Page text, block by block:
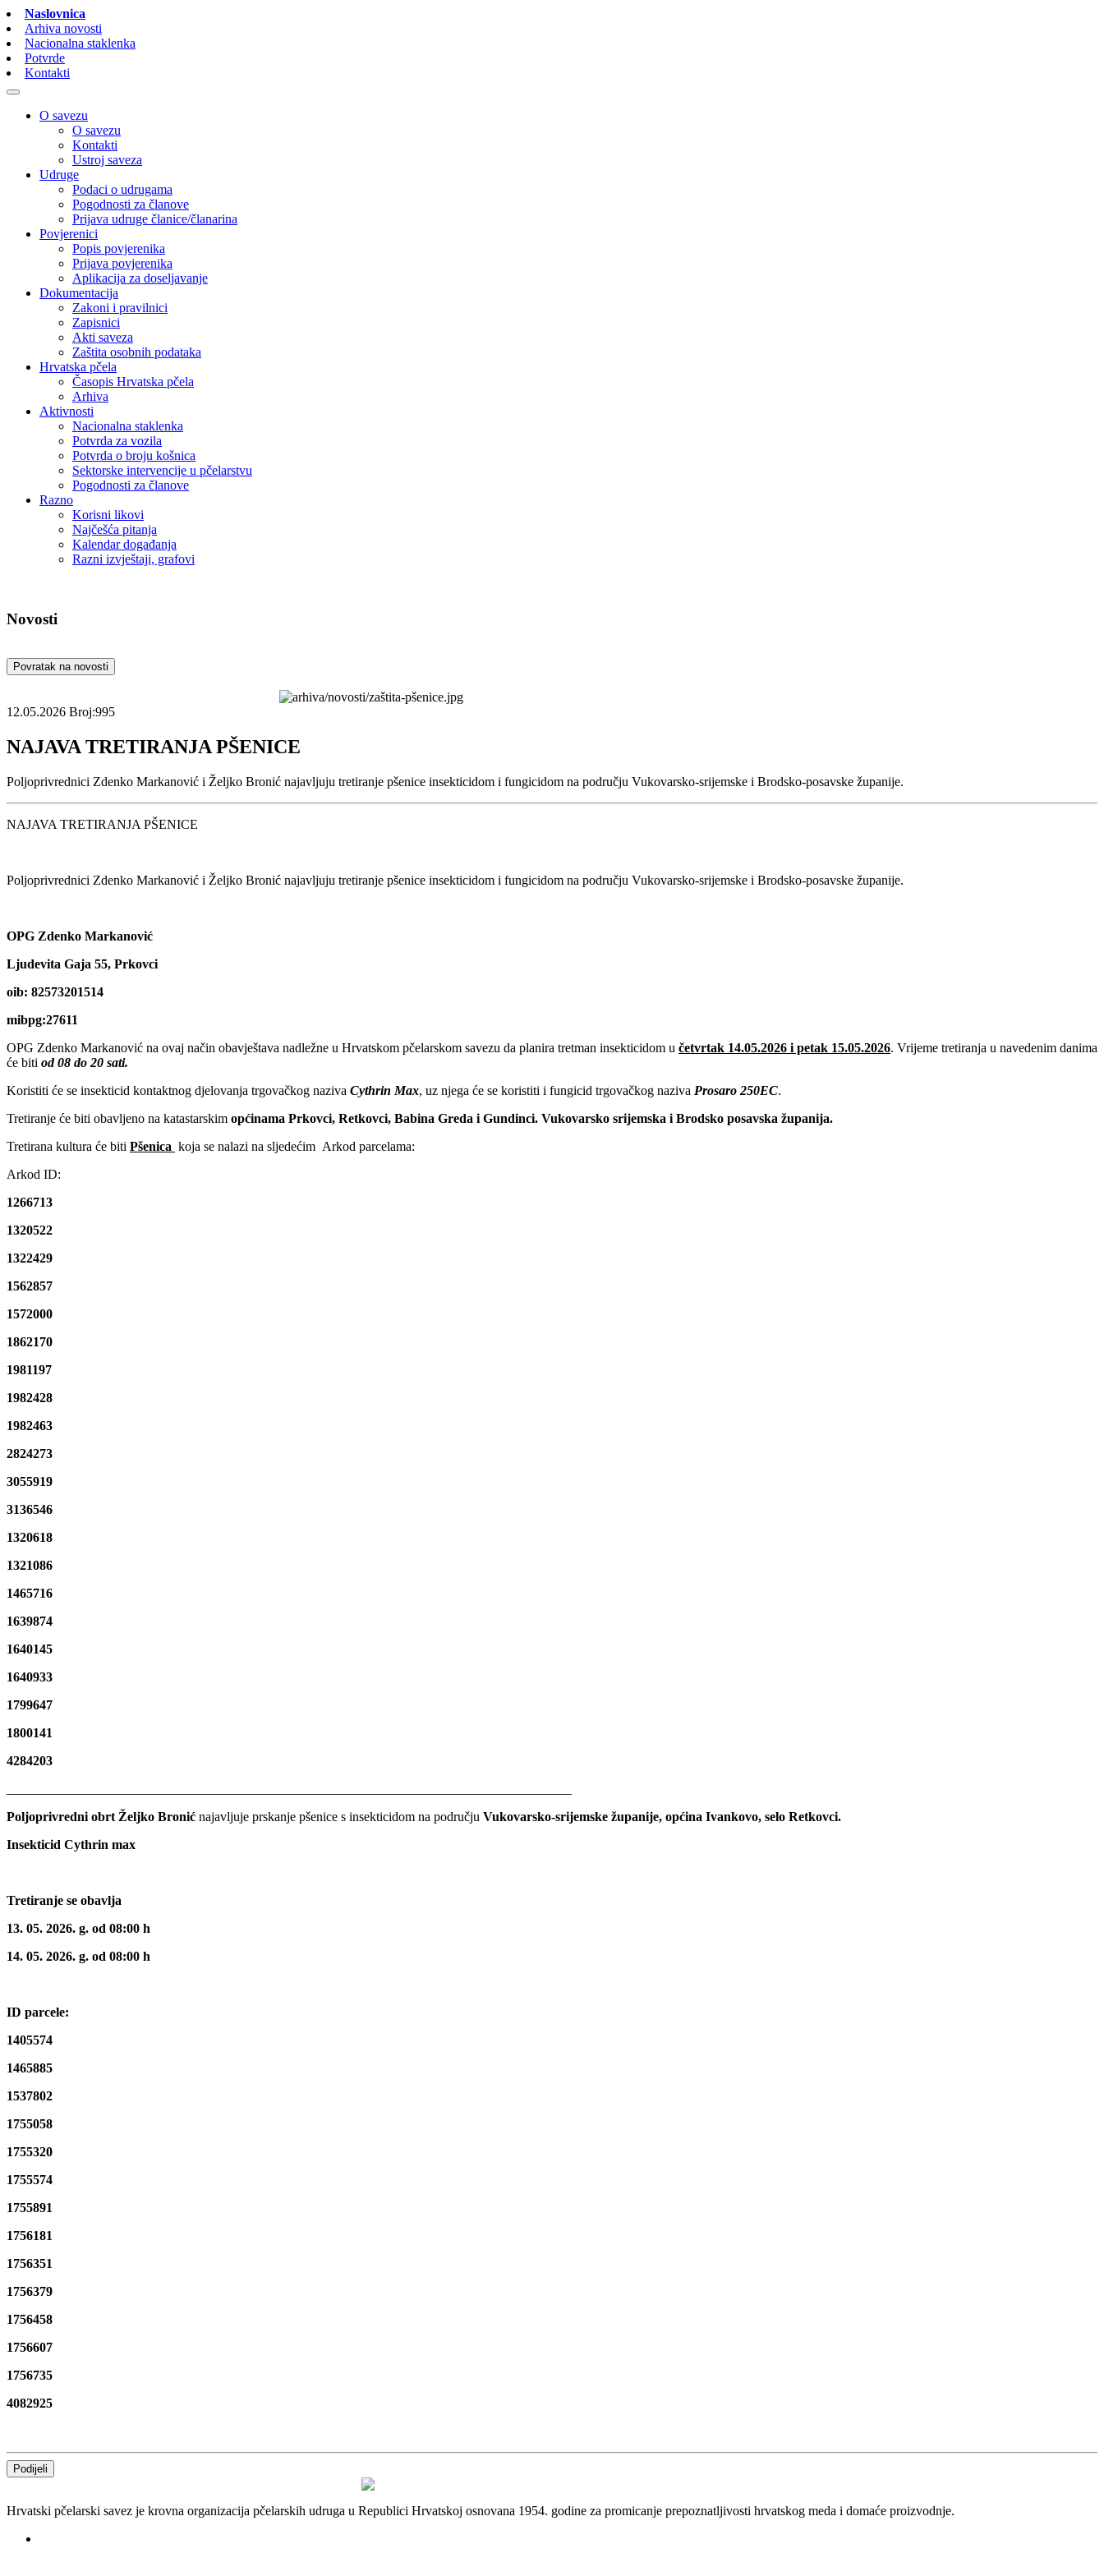
Naslovnica
Arhiva novosti
Nacionalna staklenka
Potvrde
Kontakti
O savezu
O savezu
Kontakti
Ustroj saveza
Udruge
Podaci o udrugama
Pogodnosti za članove
Prijava udruge članice/članarina
Povjerenici
Popis povjerenika
Prijava povjerenika
Aplikacija za doseljavanje
Dokumentacija
Zakoni i pravilnici
Zapisnici
Akti saveza
Zaštita osobnih podataka
Hrvatska pčela
Časopis Hrvatska pčela
Arhiva
Aktivnosti
Nacionalna staklenka
Potvrda za vozila
Potvrda o broju košnica
Sektorske intervencije u pčelarstvu
Pogodnosti za članove
Razno
Korisni likovi
Najčešća pitanja
Kalendar događanja
Razni izvještaji, grafovi
Novosti
Povratak na novosti
12.05.2026 Broj:995
NAJAVA TRETIRANJA PŠENICE
Poljoprivrednici Zdenko Markanović i Željko Bronić najavljuju tretiranje pšenice insekticidom i fungicidom na području Vukovarsko-srijemske i Brodsko-posavske županije.
NAJAVA TRETIRANJA PŠENICE
Poljoprivrednici Zdenko Markanović i Željko Bronić najavljuju tretiranje pšenice insekticidom i fungicidom na području Vukovarsko-srijemske i Brodsko-posavske županije.
OPG Zdenko Markanović
Ljudevita Gaja 55, Prkovci
oib: 82573201514
mibpg:27611
OPG Zdenko Markanović na ovaj način obavještava nadležne u Hrvatskom pčelarskom savezu da planira tretman insekticidom u četvrtak 14.05.2026 i petak 15.05.2026. Vrijeme tretiranja u navedenim danima
će biti od 08 do 20 sati.
Koristiti će se insekticid kontaktnog djelovanja trgovačkog naziva Cythrin Max, uz njega će se koristiti i fungicid trgovačkog naziva Prosaro 250EC.
Tretiranje će biti obavljeno na katastarskim općinama Prkovci, Retkovci, Babina Greda i Gundinci. Vukovarsko srijemska i Brodsko posavska županija.
Tretirana kultura će biti Pšenica koja se nalazi na sljedećim Arkod parcelama:
Arkod ID:
1266713
1320522
1322429
1562857
1572000
1862170
1981197
1982428
1982463
2824273
3055919
3136546
1320618
1321086
1465716
1639874
1640145
1640933
1799647
1800141
4284203
Poljoprivredni obrt Željko Bronić najavljuje prskanje pšenice s insekticidom na području Vukovarsko-srijemske županije, općina Ivankovo, selo Retkovci.
Insekticid Cythrin max
Tretiranje se obavlja
13. 05. 2026. g. od 08:00 h
14. 05. 2026. g. od 08:00 h
ID parcele:
1405574
1465885
1537802
1755058
1755320
1755574
1755891
1756181
1756351
1756379
1756458
1756607
1756735
4082925
Podijeli
Hrvatski pčelarski savez je krovna organizacija pčelarskih udruga u Republici Hrvatskoj osnovana 1954. godine za promicanje prepoznatljivosti hrvatskog meda i domaće proizvodnje.